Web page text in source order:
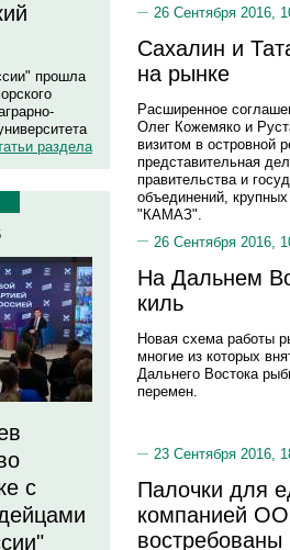
прошла
раздела
с
26 Сентября 2016,
Сахалин и
на рынке
Расширенное
Олег Кожемяко и
визитом в островной
представительная
правительства и
объединений,
"КАМАЗ".
26 Сентября 2016,
На Дальнем
киль
Новая схема работы
многие из которых
Дальнего Востока
перемен.
23 Сентября 2016,
Палочки для
компанией
востребованы